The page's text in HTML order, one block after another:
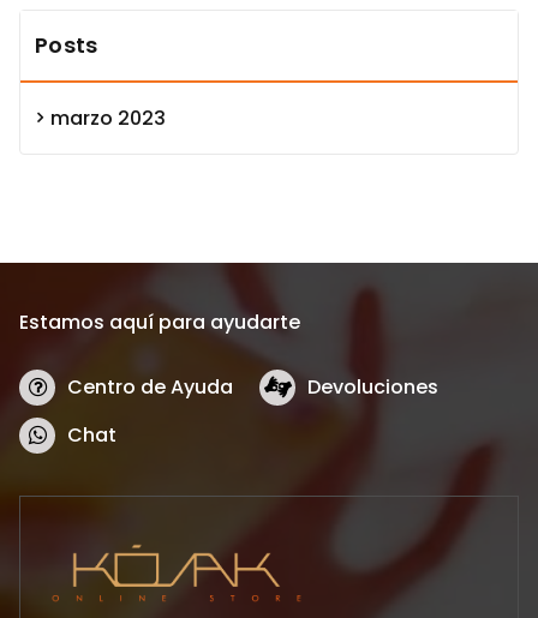
Posts
marzo 2023
Estamos aquí para ayudarte
Centro de Ayuda
Devoluciones
Chat